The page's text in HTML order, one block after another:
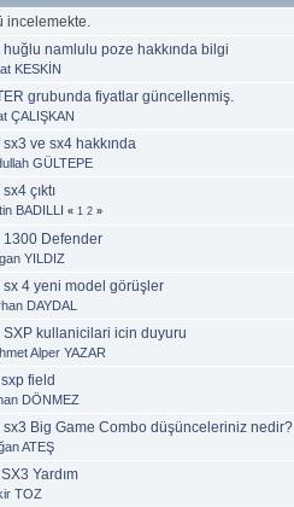
incelemekte.
namlulu poze hakkında bilgi
KESKİN
grubunda fiyatlar güncellenmiş.
ÇALIŞKAN
ve sx4 hakkında
GÜLTEPE
çıktı
BADILLI « 1 2 »
1300 Defender
YILDIZ
sx 4 yeni model görüşler
DAYDAL
SXP kullanicilari icin duyuru
Alper YAZAR
field
DÖNMEZ
sx3 Big Game Combo düşünceleriniz nedir?
ATEŞ
Yardım
TOZ